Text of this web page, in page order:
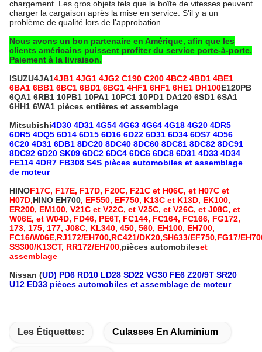
chargement. Les gros objets tels que la boîte de vitesses peuvent
charger la cargaison après la mise en service. S'il y a un
problème de qualité lors de l'approbation.
Nous avons un bon partenaire en Amérique, afin que les
clients américains puissent profiter du service porte-à-porte.
Paiement à la livraison.
ISUZU4JA14JB1 4JG1 4JG2 C190 C200 4BC2 4BD1 4BE1
6BA1 6BB1 6BC1 6BD1 6BG1 4HF1 6HF1 6HE1 DH100E120PB
6QA1 6RB1 10PB1 10PA1 10PC1 10PD1 DA120 6SD1 6SA1
6HH1 6WA1 pièces entières et assemblage
Mitsubishi4D30 4D31 4G54 4G63 4G64 4G18 4G20 4DR5
6DR5 4DQ5 6D14 6D15 6D16 6D22 6D31 6D34 6DS7 4D56
6C20 4D31 6DB1 8DC20 8DC40 8DC60 8DC81 8DC82 8DC91
8DC92 6D20 SK09 6DC2 6DC4 6DC6 6DC8 6D31 4D33 4D34
FE114 4DR7 FB308 S4S pièces automobiles et assemblage
de moteur
HINOF17C, F17E, F17D, F20C, F21C et H06C, et H07C et
H07D,HINO EH700, EF550, EF750, K13C et K13D, EK100,
ER200, EM100, V21C et V22C, et V25C, et V26C, et J08C, et
W06E, et W04D, FD46, PE6T, FC144, FC164, FC166, FG172,
173, 175, 177, J08C, KL340, 450, 560, EH100, EH700,
FC16/W06E,RJ172/EH700,RC421/DK20,SH633/EF750,FG17/
SS300/K13CT, RR172/EH700,pièces automobileset
assemblage
Nissan (UD) PD6 RD10 LD28 SD22 VG30 FE6 Z20/9T SR20
U12 ED33 pièces automobiles et assemblage de moteur
Les Étiquettes: Culasses En Aluminium